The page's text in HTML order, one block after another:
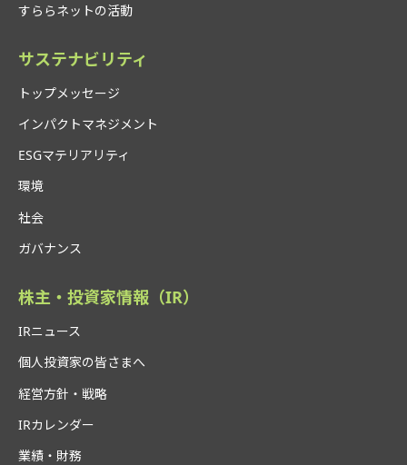
すららネットの活動
サステナビリティ
トップメッセージ
インパクトマネジメント
ESGマテリアリティ
環境
社会
ガバナンス
株主・投資家情報（IR）
IRニュース
個人投資家の皆さまへ
経営方針・戦略
IRカレンダー
業績・財務